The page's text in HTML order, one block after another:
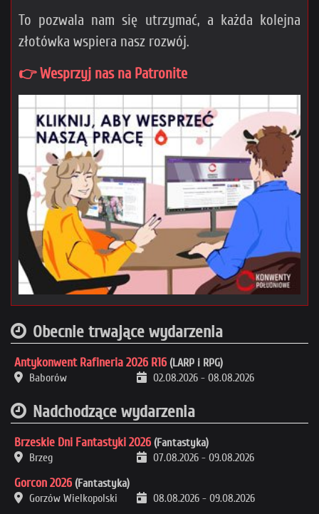
To pozwala nam się utrzymać, a każda kolejna
złotówka wspiera nasz rozwój.
👉 Wesprzyj nas na Patronite
Obecnie trwające wydarzenia
Antykonwent Rafineria 2026 R16 (LARP i RPG)
Baborów
02.08.2026 - 08.08.2026
Nadchodzące wydarzenia
Brzeskie Dni Fantastyki 2026 (Fantastyka)
Brzeg
07.08.2026 - 09.08.2026
Gorcon 2026 (Fantastyka)
Gorzów Wielkopolski
08.08.2026 - 09.08.2026